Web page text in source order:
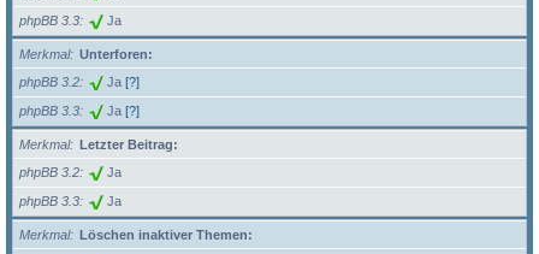
phpBB 3.3 Ja
Merkmal
Unterforen:
phpBB 3.2
Ja [?]
phpBB 3.3 Ja [?]
Merkmal
Letzter Beitrag:
phpBB 3.2
Ja
phpBB 3.3 Ja
Merkmal
Löschen inaktiver Themen: